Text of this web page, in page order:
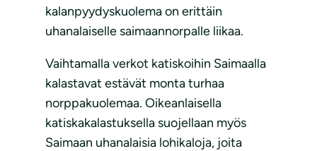
kalanpyydyskuolema on erittäin
uhanalaiselle saimaannorpalle liikaa.
Vaihtamalla verkot katiskoihin Saimaalla
kalastavat estävät monta turhaa
norppakuolemaa. Oikeanlaisella
katiskakalastuksella suojellaan myös
Saimaan uhanalaisia lohikaloja, joita